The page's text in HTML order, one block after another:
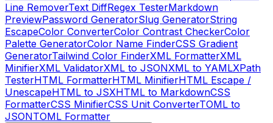
Line RemoverText DiffRegex TesterMarkdown
PreviewPassword GeneratorSlug GeneratorString
EscapeColor ConverterColor Contrast CheckerColor
Palette GeneratorColor Name FinderCSS Gradient
GeneratorTailwind Color FinderXML FormatterXML
MinifierXML ValidatorXML to JSONXML to YAMLXPath
TesterHTML FormatterHTML MinifierHTML Escape /
UnescapeHTML to JSXHTML to MarkdownCSS
FormatterCSS MinifierCSS Unit ConverterTOML to
JSONTOML Formatter